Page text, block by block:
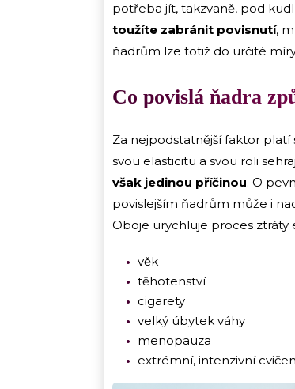
potřeba jít, takzvaně, pod
toužíte zabránit povisnutí,
ňadrům lze totiž do určité
Co povislá ňadra
Za nejpodstatnější faktor platí
svou elasticitu a svou roli
však jedinou příčinou. O
povislejším ňadrům může i
Oboje urychluje proces ztráty
věk
těhotenství
cigarety
velký úbytek váhy
menopauza
extrémní, intenzivní